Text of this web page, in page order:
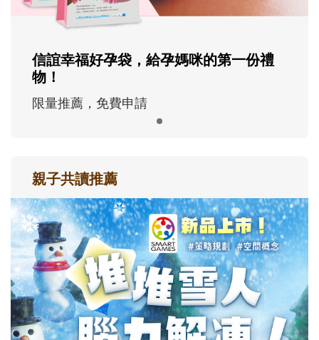
信誼幸福好孕袋，給孕媽咪的第一份禮
物！
限量推薦，免費申請
親子共讀推薦
最新活動